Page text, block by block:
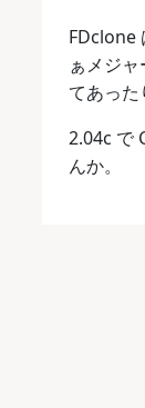
FDclone
ぁメジ
てあった
2.04c で
んか。